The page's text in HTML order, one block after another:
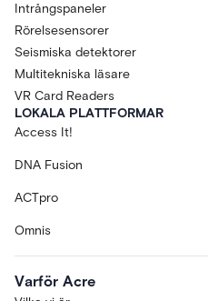
Intrångspaneler
Rörelsesensorer
Seismiska detektorer
Multitekniska läsare
VR Card Readers
LOKALA PLATTFORMAR
Access It!
DNA Fusion
ACTpro
Omnis
Varför Acre